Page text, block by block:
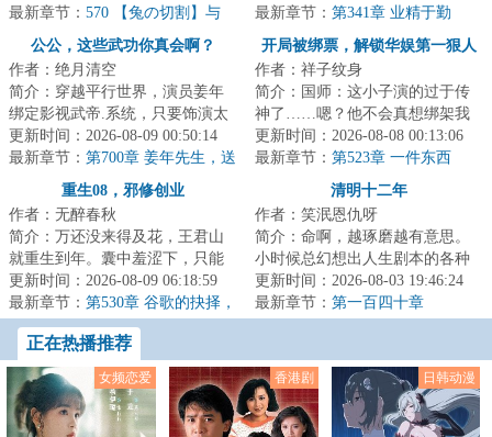
郑秀妍开始对...
最新章节： 570 【兔の切割】与
【？の抓包】（求订阅求月票）
奇的儿子刘振华...
最新章节： 第341章 业精于勤
公公，这些武功你真会啊？
作者：绝月清空
简介：穿越平行世界，演员姜年
绑定影视武帝.系统，只要饰演太
监，就能获得所饰太监的全部功
夫。在一部不...
更新时间：2026-08-09 00:50:14
最新章节： 第700章 姜年先生，送
您一份大礼
开局被绑票，解锁华娱第一狠人
作者：祥子纹身
简介：国师：这小子演的过于传
神了……嗯？他不会真想绑架我
吧？！诗人：什么意思？绑我摄
影干嘛！该绑架...
更新时间：2026-08-08 00:13:06
最新章节： 第523章 一件东西
重生08，邪修创业
作者：无醉春秋
简介：万还没来得及花，王君山
就重生到年。囊中羞涩下，只能
一路骚操作地邪修创业。没启动
资金怎么办？有...
更新时间：2026-08-09 06:18:59
最新章节： 第530章 谷歌的抉择，
未来科技大厂天花板！
清明十二年
作者：笑泯恩仇呀
简介：命啊，越琢磨越有意思。
小时候总幻想出人生剧本的各种
篇章和结局，走了半生才发现，
那字里行间的转...
更新时间：2026-08-03 19:46:24
最新章节： 第一百四十章
正在热播推荐
女频恋爱 香港剧 日韩动漫